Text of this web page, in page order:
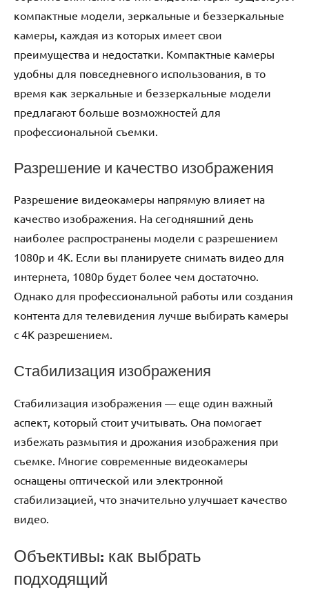
компактные модели, зеркальные и беззеркальные
камеры, каждая из которых имеет свои
преимущества и недостатки. Компактные камеры
удобны для повседневного использования, в то
время как зеркальные и беззеркальные модели
предлагают больше возможностей для
профессиональной съемки.
Разрешение и качество изображения
Разрешение видеокамеры напрямую влияет на
качество изображения. На сегодняшний день
наиболее распространены модели с разрешением
1080p и 4K. Если вы планируете снимать видео для
интернета, 1080p будет более чем достаточно.
Однако для профессиональной работы или создания
контента для телевидения лучше выбирать камеры
с 4K разрешением.
Стабилизация изображения
Стабилизация изображения — еще один важный
аспект, который стоит учитывать. Она помогает
избежать размытия и дрожания изображения при
съемке. Многие современные видеокамеры
оснащены оптической или электронной
стабилизацией, что значительно улучшает качество
видео.
Объективы: как выбрать
подходящий